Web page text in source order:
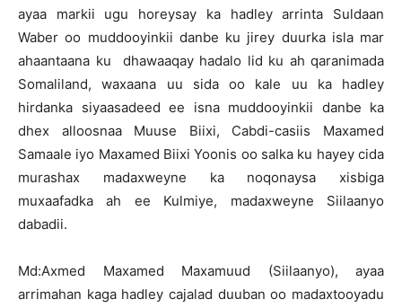
ayaa markii ugu horeysay ka hadley arrinta Suldaan
Waber oo muddooyinkii danbe ku jirey duurka isla mar
ahaantaana ku dhawaaqay hadalo lid ku ah qaranimada
Somaliland, waxaana uu sida oo kale uu ka hadley
hirdanka siyaasadeed ee isna muddooyinkii danbe ka
dhex alloosnaa Muuse Biixi, Cabdi-casiis Maxamed
Samaale iyo Maxamed Biixi Yoonis oo salka ku hayey cida
murashax madaxweyne ka noqonaysa xisbiga
muxaafadka ah ee Kulmiye, madaxweyne Siilaanyo
dabadii.
Md:Axmed Maxamed Maxamuud (Siilaanyo), ayaa
arrimahan kaga hadley cajalad duuban oo madaxtooyadu